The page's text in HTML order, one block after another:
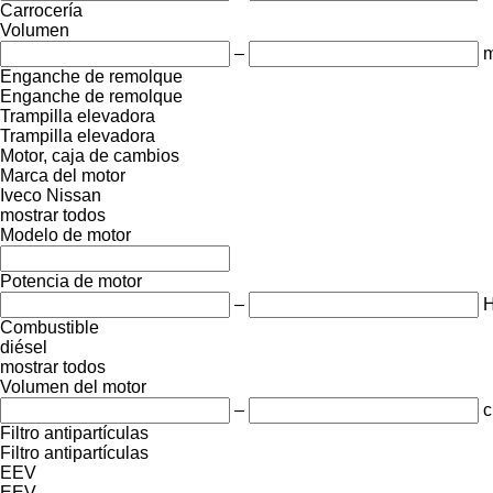
Carrocería
Volumen
–
Enganche de remolque
Enganche de remolque
Trampilla elevadora
Trampilla elevadora
Motor, caja de cambios
Marca del motor
Iveco Nissan
mostrar todos
Modelo de motor
Potencia de motor
–
Combustible
diésel
mostrar todos
Volumen del motor
–
Filtro antipartículas
Filtro antipartículas
EEV